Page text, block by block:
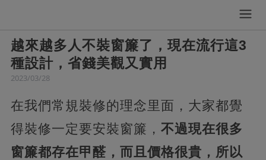
越來越多人不裝窗簾了，現在流行這3
種設計，省錢美觀又實用
2023/03/28
在我們常規裝修的理念里面，大家都覺
得裝修一定要安裝窗簾， 不過現在很多
窗簾都存在甲醛，而且價格很貴，所以